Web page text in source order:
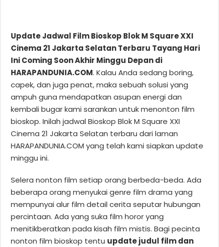
Update Jadwal Film Bioskop Blok M Square XXI
Cinema 21 Jakarta Selatan Terbaru Tayang Hari
Ini Coming Soon Akhir Minggu Depan di
HARAPANDUNIA.COM. Kalau Anda sedang boring,
capek, dan juga penat, maka sebuah solusi yang
ampuh guna mendapatkan asupan energi dan
kembali bugar kami sarankan untuk menonton film
bioskop. Inilah jadwal Bioskop Blok M Square XXI
Cinema 21 Jakarta Selatan terbaru dari laman
HARAPANDUNIA.COM yang telah kami siapkan update
minggu ini.
Selera nonton film setiap orang berbeda-beda. Ada
beberapa orang menyukai genre film drama yang
mempunyai alur film detail cerita seputar hubungan
percintaan. Ada yang suka film horor yang
menitikberatkan pada kisah film mistis. Bagi pecinta
nonton film bioskop tentu update judul film dan